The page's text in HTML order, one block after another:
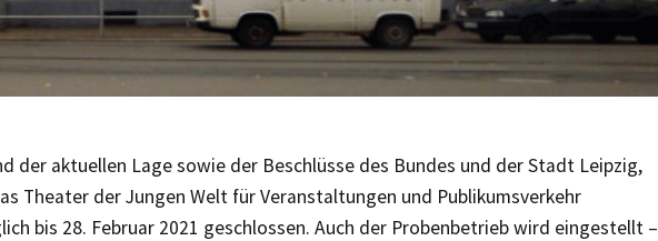
der aktuellen Lage sowie der Beschlüsse des Bundes und der Stadt Leipzig,
Theater der Jungen Welt für Veranstaltungen und Publikumsverkehr
bis 28. Februar 2021 geschlossen. Auch der Probenbetrieb wird eingestellt –